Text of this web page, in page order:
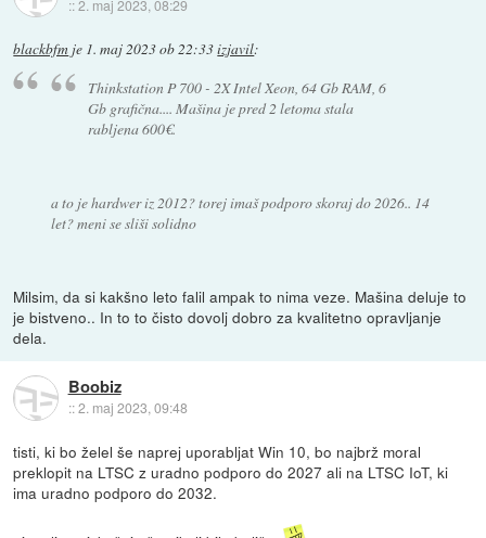
::2. maj 2023, 08:29
blackbfm je 1. maj 2023 ob 22:33izjavil:
Thinkstation P 700 - 2X Intel Xeon, 64 Gb RAM, 6
Gb grafična.... Mašina je pred 2 letoma stala
rabljena 600€.
a to je hardwer iz 2012? torej imaš podporo skoraj do 2026.. 14
let? meni se sliši solidno
Milsim, da si kakšno leto falil ampak to nima veze. Mašina deluje to
je bistveno.. In to to čisto dovolj dobro za kvalitetno opravljanje
dela.
Boobiz
::2. maj 2023, 09:48
tisti, ki bo želel še naprej uporabljat Win 10, bo najbrž moral
preklopit na LTSC z uradno podporo do 2027 ali na LTSC IoT, ki
ima uradno podporo do 2032.